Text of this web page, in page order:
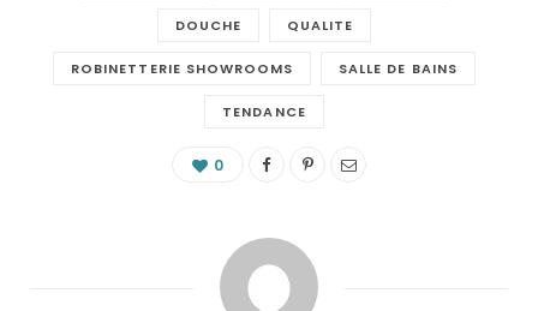
DOUCHE QUALITE
ROBINETTERIE SHOWROOMS SALLE DE BAINS
TENDANCE
0